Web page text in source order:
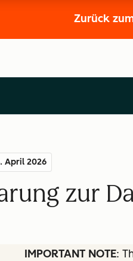
Zurück
April 2026
zur
IMPORTANT NOTE: